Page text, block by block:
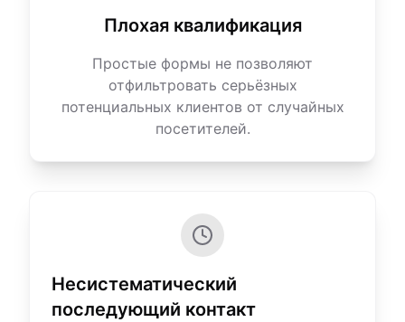
Плохая квалификация
Простые формы не позволяют
отфильтровать серьёзных
потенциальных клиентов от случайных
посетителей.
Несистематический
последующий контакт